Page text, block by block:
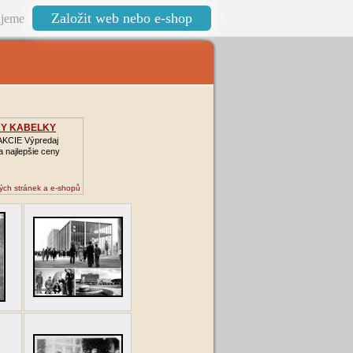
Založit web nebo e-shop
KABELKY
Výpredaj
najlepšie ceny
stránek a e-shopů